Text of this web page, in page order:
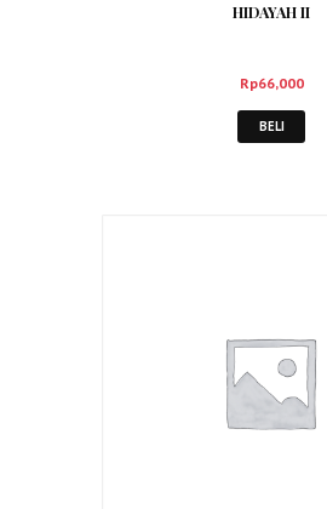
HIDAYAH II
Rp66,000
BELI